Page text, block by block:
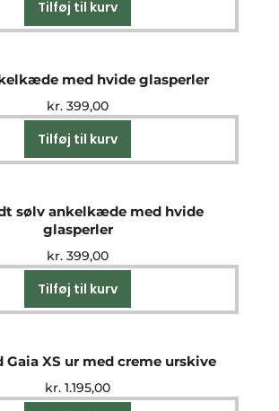
Tilføj til kurv
med hvide glasperler
kr. 399,00
Tilføj til kurv
sølv ankelkæde med hvide
glasperler
kr. 399,00
Tilføj til kurv
Gaia XS ur med creme urskive
kr. 1.195,00